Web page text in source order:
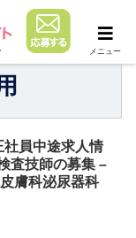
社員中途求人情
膚科泌尿器科
メニュー